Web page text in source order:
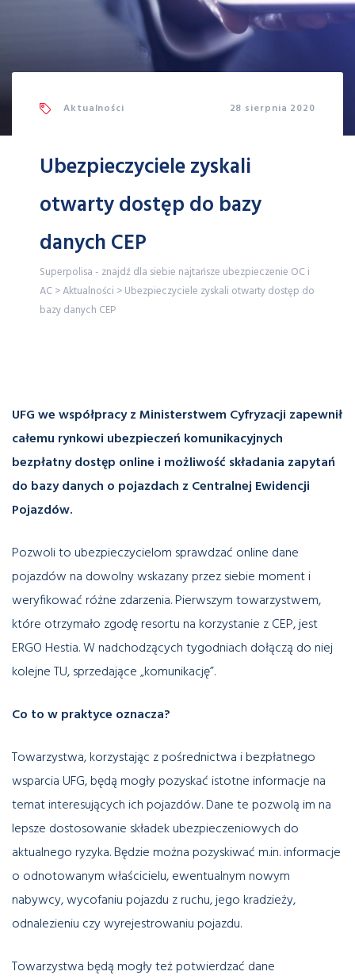
Aktualności 28 sierpnia 2020
Ubezpieczyciele zyskali
otwarty dostęp do bazy
danych CEP
Superpolisa - znajdź dla siebie najtańsze ubezpieczenie OC i
AC >Aktualności >Ubezpieczyciele zyskali otwarty dostęp do
bazy danych CEP
UFG we współpracy z Ministerstwem Cyfryzacji zapewnił
całemu rynkowi ubezpieczeń komunikacyjnych
bezpłatny dostęp online i możliwość składania zapytań
do bazy danych o pojazdach z Centralnej Ewidencji
Pojazdów.
Pozwoli to ubezpieczycielom sprawdzać online dane
pojazdów na dowolny wskazany przez siebie moment i
weryfikować różne zdarzenia. Pierwszym towarzystwem,
które otrzymało zgodę resortu na korzystanie z CEP, jest
ERGO Hestia. W nadchodzących tygodniach dołączą do niej
kolejne TU, sprzedające „komunikację”.
Co to w praktyce oznacza?
Towarzystwa, korzystając z pośrednictwa i bezpłatnego
wsparcia UFG, będą mogły pozyskać istotne informacje na
temat interesujących ich pojazdów. Dane te pozwolą im na
lepsze dostosowanie składek ubezpieczeniowych do
aktualnego ryzyka. Będzie można pozyskiwać m.in. informacje
o odnotowanym właścicielu, ewentualnym nowym
nabywcy, wycofaniu pojazdu z ruchu, jego kradzieży,
odnalezieniu czy wyrejestrowaniu pojazdu.
Towarzystwa będą mogły też potwierdzać dane